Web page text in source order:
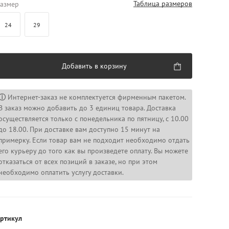
Таблица размеров
24 29
Добавить в корзину
Интернет-заказ не комплектуется фирменным пакетом.
заказ можно добавить до 3 единиц товара. Доставка
только с понедельника по пятницу, с 10.00
18.00. При доставке вам доступно 15 минут на
Если товар вам не подходит необходимо отдать
курьеру до того как вы произведете оплату. Вы можете
от всех позиций в заказе, но при этом
оплатить услугу доставки.